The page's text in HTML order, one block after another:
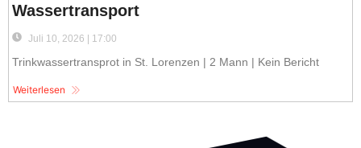
Wassertransport
Juli 10, 2026 | 17:00
Trinkwassertransprot in St. Lorenzen | 2 Mann | Kein Bericht
Weiterlesen